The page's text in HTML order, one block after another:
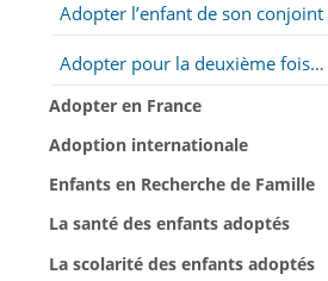
Adopter l’enfant de son conjoint
Adopter pour la deuxième fois…
Adopter en France
Adoption internationale
Enfants en Recherche de Famille
La santé des enfants adoptés
La scolarité des enfants adoptés